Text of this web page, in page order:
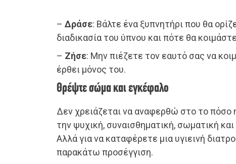
– Δράσε: Βάλτε ένα ξυπνητήρι που θα
διαδικασία του ύπνου και πότε θα
– Ζήσε: Μην πιέζετε τον εαυτό σας να
έρθει μόνος του.
Θρέψτε σώμα και εγκέφαλο
Δεν χρειάζεται να αναφερθώ στο το πόσο
την ψυχική, συναισθηματική, σωματική
Αλλά για να καταφέρετε μια υγιεινή
παρακάτω προσέγγιση.